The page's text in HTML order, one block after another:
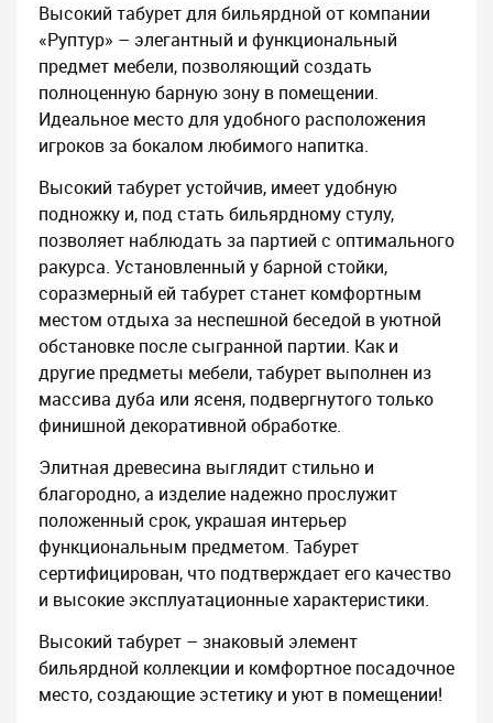
Высокий табурет для бильярдной от компании
«Руптур» – элегантный и функциональный
предмет мебели, позволяющий создать
полноценную барную зону в помещении.
Идеальное место для удобного расположения
игроков за бокалом любимого напитка.
Высокий табурет устойчив, имеет удобную
подножку и, под стать бильярдному стулу,
позволяет наблюдать за партией с оптимального
ракурса. Установленный у барной стойки,
соразмерный ей табурет станет комфортным
местом отдыха за неспешной беседой в уютной
обстановке после сыгранной партии. Как и
другие предметы мебели, табурет выполнен из
массива дуба или ясеня, подвергнутого только
финишной декоративной обработке.
Элитная древесина выглядит стильно и
благородно, а изделие надежно прослужит
положенный срок, украшая интерьер
функциональным предметом. Табурет
сертифицирован, что подтверждает его качество
и высокие эксплуатационные характеристики.
Высокий табурет – знаковый элемент
бильярдной коллекции и комфортное посадочное
место, создающие эстетику и уют в помещении!